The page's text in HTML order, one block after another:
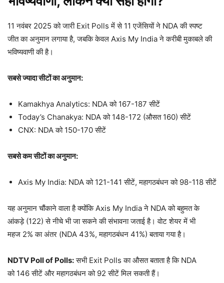
11 नवंबर 2025 को जारी Exit Polls में से 11 एजेंसियों ने NDA की स्पष्ट
जीत का अनुमान लगाया है, जबकि केवल Axis My India ने करीबी मुकाबले की
भविष्यवाणी की है।​
सबसे ज्यादा सीटों का अनुमान:
Kamakhya Analytics: NDA को 167-187 सीटें​
Today’s Chanakya: NDA को 148-172 (औसत 160) सीटें​​
CNX: NDA को 150-170 सीटें​
सबसे कम सीटों का अनुमान:
Axis My India: NDA को 121-141 सीटें, महागठबंधन को 98-118 सीटें​
यह अनुमान चौंकाने वाला है क्योंकि Axis My India ने NDA को बहुमत के
आंकड़े (122) से नीचे भी जा सकने की संभावना जताई है। वोट शेयर में भी
महज 2% का अंतर (NDA 43%, महागठबंधन 41%) बताया गया है।​
NDTV Poll of Polls:सभी Exit Polls का औसत बताता है कि NDA
को 146 सीटें और महागठबंधन को 92 सीटें मिल सकती हैं।​